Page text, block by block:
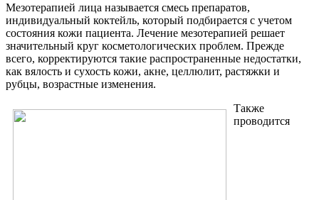
Мезотерапией лица называется смесь препаратов,
индивидуальный коктейль, который подбирается с учетом
состояния кожи пациента. Лечение мезотерапией решает
значительный круг косметологических проблем. Прежде
всего, корректируются такие распространенные недостатки,
как вялость и сухость кожи, акне, целлюлит, растяжки и
рубцы, возрастные изменения.
Также
проводится